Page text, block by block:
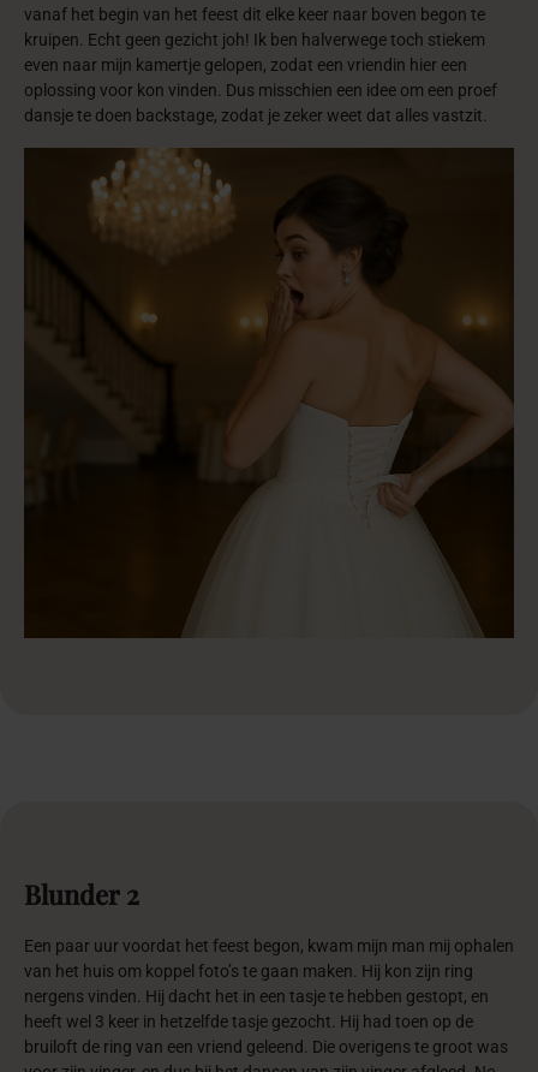
vanaf het begin van het feest dit elke keer naar boven begon te
kruipen. Echt geen gezicht joh! Ik ben halverwege toch stiekem
even naar mijn kamertje gelopen, zodat een vriendin hier een
oplossing voor kon vinden. Dus misschien een idee om een proef
dansje te doen backstage, zodat je zeker weet dat alles vastzit.
Blunder 2
Een paar uur voordat het feest begon, kwam mijn man mij ophalen
van het huis om koppel foto’s te gaan maken. Hij kon zijn ring
nergens vinden. Hij dacht het in een tasje te hebben gestopt, en
heeft wel 3 keer in hetzelfde tasje gezocht. Hij had toen op de
bruiloft de ring van een vriend geleend. Die overigens te groot was